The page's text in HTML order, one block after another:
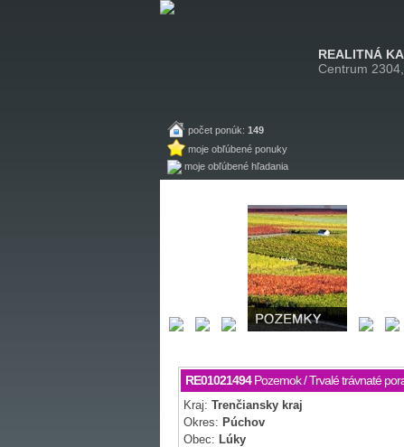
REALITNÁ
Centrum
počet ponúk: 149
moje obľúbené ponuky
moje obľúbené hľadania
RE01021494Pozemok / Trvalé trávnaté
Kraj: Trenčiansky kraj
Okres: Púchov
Obec: Lúky